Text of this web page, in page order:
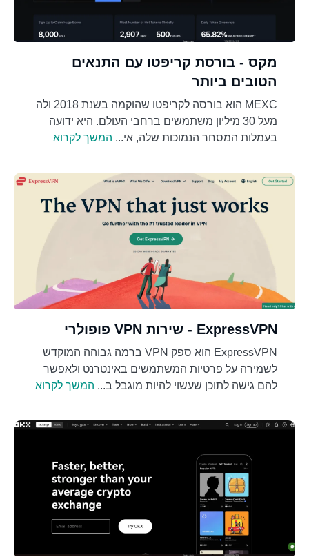
מקס - בורסת קריפטו עם התנאים
הטובים ביותר
MEXC הוא בורסה לקריפטו שהוקמה בשנת 2018 ולה
מעל 30 מיליון משתמשים ברחבי העולם. היא ידועה
בעמלות המסחר הנמוכות שלה, אי... המשך לקרוא
ExpressVPN - שירות VPN פופולרי
ExpressVPN הוא ספק VPN ברמה גבוהה המוקדש
לשמירה על פרטיות המשתמשים באינטרנט ולאפשר
להם גישה לתוכן שעשוי להיות מוגבל ב... המשך לקרוא